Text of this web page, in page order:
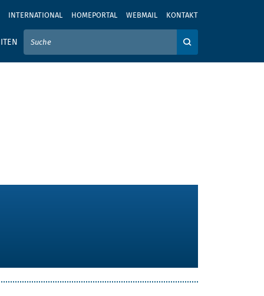
INTERNATIONAL HOMEPORTAL WEBMAIL KONTAKT
IHREN SUCHBEGRIFF EIN